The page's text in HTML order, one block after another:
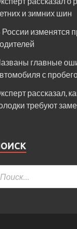
и зимних шин
России изменятся
главные
с
рассказал,
требуют